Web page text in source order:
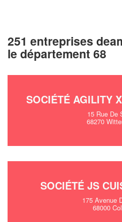
251 entreprises
le département 68
SOCIÉTÉ AGILITY
15 Rue De
68270
SOCIÉTÉ JS
175 Avenue
68000